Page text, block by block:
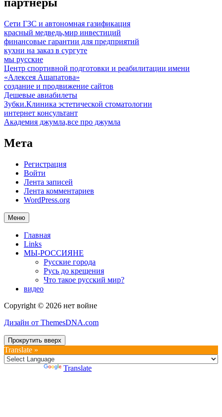
Сети ГЗС и автономная газификация
красный медведь,мир инвестиций
финансовые гарантии для предприятий
кухни на заказ в сургуте
мы русские
Центр спортивной подготовки и реабилитации имени
«Алексея Ашапатова»
создание и продвижение сайтов
Дешевые авиабилеты
Зубки.Клиника эстетической стоматологии
интернет консультант
Академия джумла,все про джумла
Мета
Регистрация
Войти
Лента записей
Лента комментариев
WordPress.org
Меню
Главная
Links
МЫ-РОССИЯНЕ
Русские города
Русь до крещения
Что такое русский мир?
видео
Copyright © 2026 нет войне
Дизайн от ThemesDNA.com
Прокрутить вверх
Translate »
Translate